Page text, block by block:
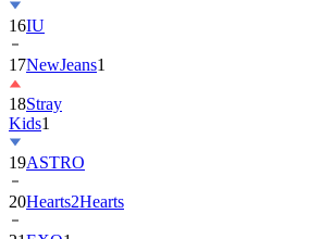
17NewJeans
18Stray
Kids
19ASTRO
20Hearts2Hearts
21EXO1